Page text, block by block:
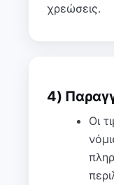
χρεώσεις.
4)
Οι